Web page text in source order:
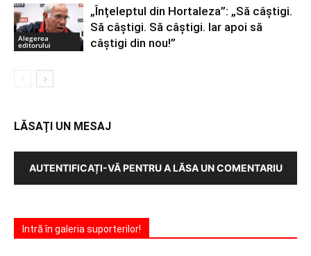
Alegerea
editorului
„Înțeleptul din Hortaleza”: „Să câștigi.
Să câștigi. Să câștigi. Iar apoi să
câștigi din nou!”
LĂSAȚI UN MESAJ
AUTENTIFICAȚI-VĂ PENTRU A LĂSA UN COMENTARIU
Intră în galeria suporterilor!